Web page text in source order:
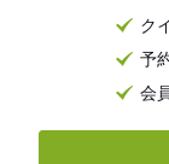
ク
予
会